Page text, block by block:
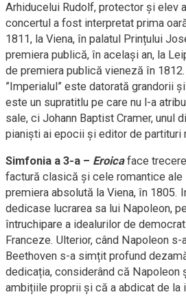
Arhiducelui Rudolf, protector și elev
concertul a fost interpretat prima
1811, la Viena, în palatul Prințului
premiera publică, în același an, la
de premiera publică vieneză în
”Imperialul” este datorată grandorii
este un supratitlu pe care nu l-a
sale, ci Johann Baptist Cramer, unul
pianiști ai epocii și editor de partituri
Simfonia a 3-a – Eroicaface
factură clasică și cele romantice ale
premiera absolută la Viena, în 1805.
dedicase lucrarea sa lui Napoleon,
întruchipare a idealurilor de
Franceze. Ulterior, când Napoleon
Beethoven s-a simțit profund
dedicația, considerând că Napoleon
ambițiile proprii și că a abdicat de la